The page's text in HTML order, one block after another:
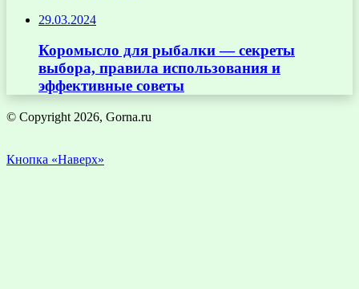
29.03.2024
Коромысло для рыбалки — секреты
выбора, правила использования и
эффективные советы
© Copyright 2026, Gorna.ru
Кнопка «Наверх»